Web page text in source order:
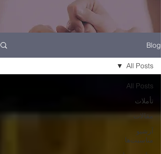
Blog
All Posts
تأملات
مقالات
آرشیو
مناسبت‌ها
All Posts